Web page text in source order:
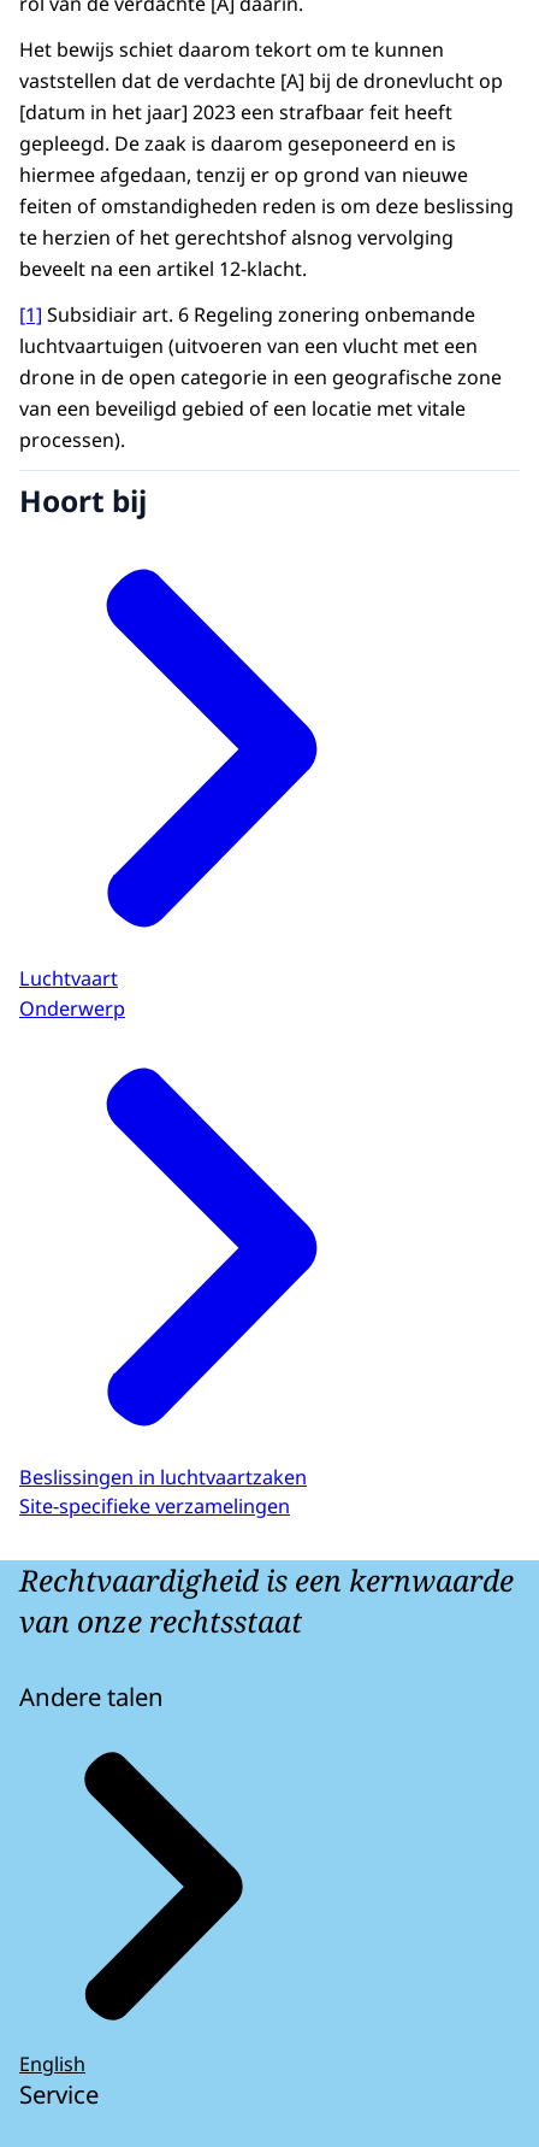
Het bewijs schiet daarom tekort om te kunnen
vaststellen dat de verdachte [A] bij de dronevlucht op
[datum in het jaar] 2023 een strafbaar feit heeft
gepleegd. De zaak is daarom geseponeerd en is
hiermee afgedaan, tenzij er op grond van nieuwe
feiten of omstandigheden reden is om deze beslissing
te herzien of het gerechtshof alsnog vervolging
beveelt na een artikel 12-klacht.
[1] Subsidiair art. 6 Regeling zonering onbemande
luchtvaartuigen (uitvoeren van een vlucht met een
drone in de open categorie in een geografische zone
van een beveiligd gebied of een locatie met vitale
processen).
Hoort bij
Luchtvaart
Onderwerp
Beslissingen in luchtvaartzaken
Site-specifieke verzamelingen
Rechtvaardigheid is een kernwaarde
van onze rechtsstaat
Andere talen
English
Service